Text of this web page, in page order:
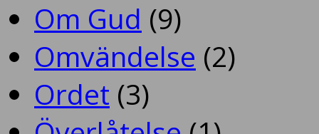
Om Gud (9)
Omvändelse (2)
Ordet (3)